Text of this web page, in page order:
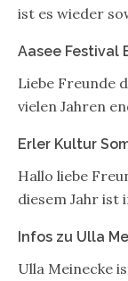
ist es wieder
Aasee Festival
Liebe Freunde
vielen Jahren
Erler Kultur
Hallo liebe
diesem Jahr
Infos zu Ulla
Ulla Meinecke